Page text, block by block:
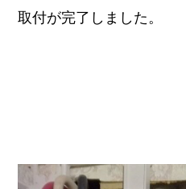
取付が完了しました。